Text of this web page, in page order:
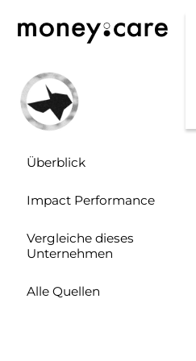
Überblick
Impact Performance
Vergleiche dieses
Unternehmen
Alle Quellen